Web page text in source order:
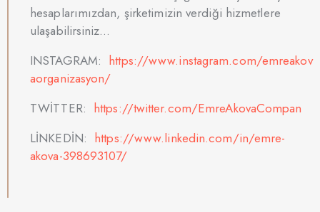
hesaplarımızdan, şirketimizin verdiği hizmetlere
ulaşabilirsiniz…
INSTAGRAM: https://www.instagram.com/emreakov
aorganizasyon/
TWİTTER: https://twitter.com/EmreAkovaCompan
LİNKEDİN: https://www.linkedin.com/in/emre-
akova-398693107/